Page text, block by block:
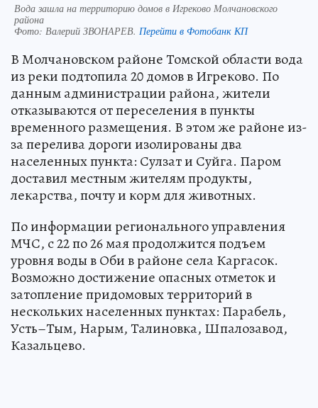
Вода зашла на территорию домов в Игреково Молчановского
района
Фото: Валерий ЗВОНАРЕВ. Перейти в Фотобанк КП
В Молчановском районе Томской области вода
из реки подтопила 20 домов в Игреково. По
данным администрации района, жители
отказываются от переселения в пункты
временного размещения. В этом же районе из-
за перелива дороги изолированы два
населенных пункта: Сулзат и Суйга. Паром
доставил местным жителям продукты,
лекарства, почту и корм для животных.
По информации регионального управления
МЧС, с 22 по 26 мая продолжится подъем
уровня воды в Оби в районе села Каргасок.
Возможно достижение опасных отметок и
затопление придомовых территорий в
нескольких населенных пунктах: Парабель,
Усть–Тым, Нарым, Талиновка, Шпалозавод,
Казальцево.